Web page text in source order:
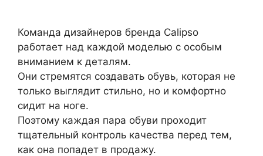
Команда дизайнеров бренда Calipso
работает над каждой моделью с особым
вниманием к деталям.
Они стремятся создавать обувь, которая не
только выглядит стильно, но и комфортно
сидит на ноге.
Поэтому каждая пара обуви проходит
тщательный контроль качества перед тем,
как она попадет в продажу.